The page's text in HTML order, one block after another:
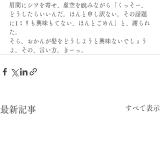
眉間にシワを寄せ、虚空を睨みながら「くっそー、
どうしたらいいんだ。ほんと申し訳ない。その話題
に1ミリも興味もてない、ほんとごめん」と、謝られ
た。
そら、おかんが髪をどうしようと興味ないでしょう
よ。その、言い方。きーっ。
最新記事 すべて表示